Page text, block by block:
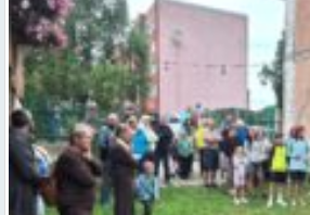
Valmieras dzimšanas diena sākas ar Krāču